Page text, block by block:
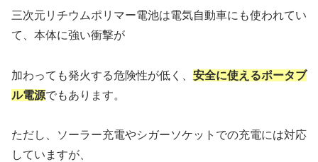
三次元リチウムポリマー電池は電気自動車にも使われてい
て、本体に強い衝撃が
加わっても発火する危険性が低く、 安全に使えるポータブ
ル電源でもあります。
ただし、ソーラー充電やシガーソケットでの充電には対応
していますが、